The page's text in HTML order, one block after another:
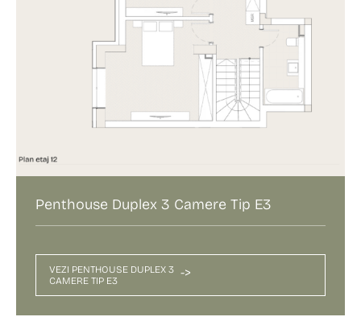
Penthouse Duplex 3 Camere Tip E3
VEZI PENTHOUSE DUPLEX 3
CAMERE TIP E3
->